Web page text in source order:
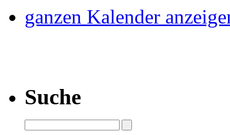
ganzen Kalender
Suche